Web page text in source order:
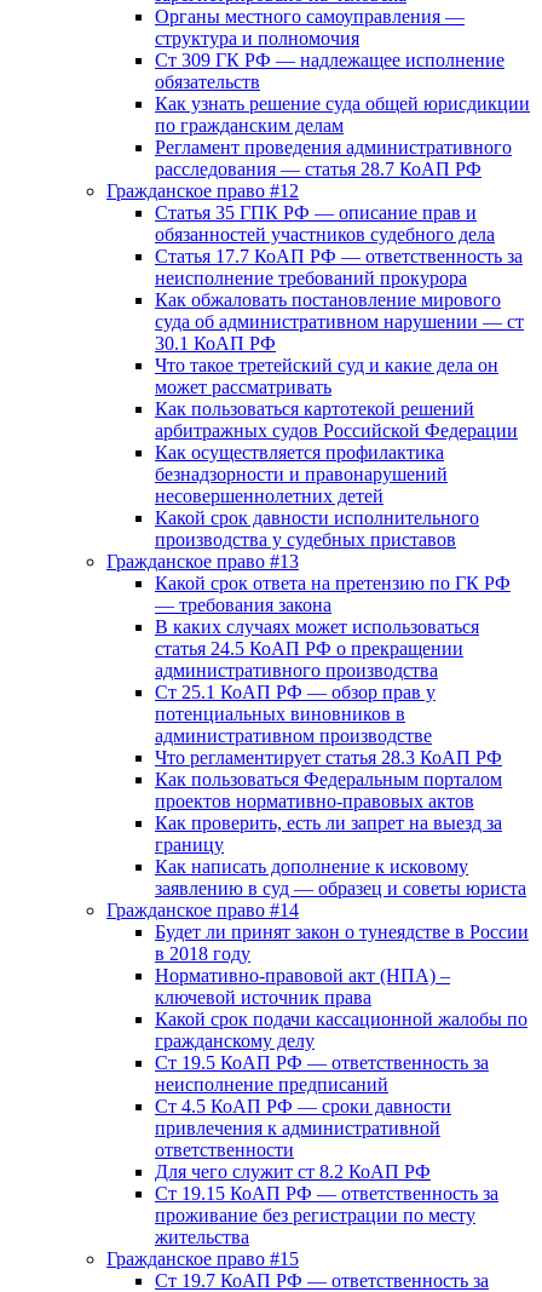
Органы местного самоуправления —
структура и полномочия
Ст 309 ГК РФ — надлежащее исполнение
обязательств
Как узнать решение суда общей юрисдикции
по гражданским делам
Регламент проведения административного
расследования — статья 28.7 КоАП РФ
Гражданское право #12
Статья 35 ГПК РФ — описание прав и
обязанностей участников судебного дела
Статья 17.7 КоАП РФ — ответственность за
неисполнение требований прокурора
Как обжаловать постановление мирового
суда об административном нарушении — ст
30.1 КоАП РФ
Что такое третейский суд и какие дела он
может рассматривать
Как пользоваться картотекой решений
арбитражных судов Российской Федерации
Как осуществляется профилактика
безнадзорности и правонарушений
несовершеннолетних детей
Какой срок давности исполнительного
производства у судебных приставов
Гражданское право #13
Какой срок ответа на претензию по ГК РФ
— требования закона
В каких случаях может использоваться
статья 24.5 КоАП РФ о прекращении
административного производства
Ст 25.1 КоАП РФ — обзор прав у
потенциальных виновников в
административном производстве
Что регламентирует статья 28.3 КоАП РФ
Как пользоваться Федеральным порталом
проектов нормативно-правовых актов
Как проверить, есть ли запрет на выезд за
границу
Как написать дополнение к исковому
заявлению в суд — образец и советы юриста
Гражданское право #14
Будет ли принят закон о тунеядстве в России
в 2018 году
Нормативно-правовой акт (НПА) –
ключевой источник права
Какой срок подачи кассационной жалобы по
гражданскому делу
Ст 19.5 КоАП РФ — ответственность за
неисполнение предписаний
Ст 4.5 КоАП РФ — сроки давности
привлечения к административной
ответственности
Для чего служит ст 8.2 КоАП РФ
Ст 19.15 КоАП РФ — ответственность за
проживание без регистрации по месту
жительства
Гражданское право #15
Ст 19.7 КоАП РФ — ответственность за